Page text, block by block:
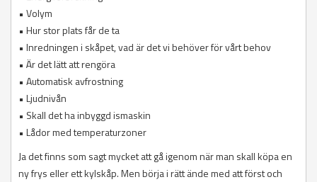
• Volym
• Hur stor plats får de ta
• Inredningen i skåpet, vad är det vi behöver för vårt behov
• Är det lätt att rengöra
• Automatisk avfrostning
• Ljudnivån
• Skall det ha inbyggd ismaskin
• Lådor med temperaturzoner
Ja det finns som sagt mycket att gå igenom när man skall köpa en
ny frys eller ett kylskåp. Men börja i rätt ände med att först och